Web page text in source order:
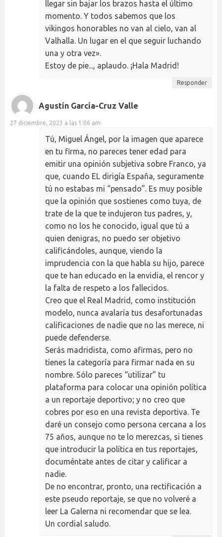
llegar sin bajar los brazos hasta el último
momento. Y todos sabemos que los
vikingos honorables no van al cielo, van al
Valhalla. Un lugar en el que seguir luchando
una y otra vez».
Estoy de pie..., aplaudo. ¡Hala Madrid!
Responder
Agustín García-Cruz Valle
27 diciembre, 2023 a las 1:06 am
Tú, Miguel Ángel, por la imagen que aparece
en tu firma, no pareces tener edad para
emitir una opinión subjetiva sobre Franco, ya
que, cuando EL dirigía España, seguramente
tú no estabas mi “pensado”. Es muy posible
que la opinión que sostienes como tuya, de
trate de la que te indujeron tus padres, y,
como no los he conocido, igual que tú a
quien denigras, no puedo ser objetivo
calificándoles, aunque, viendo la
imprudencia con la que habla su hijo, parece
que te han educado en la envidia, el rencor y
la falta de respeto a los fallecidos.
Creo que el Real Madrid, como institución
modelo, nunca avalaría tus desafortunadas
calificaciones de nadie que no las merece, ni
puede defenderse.
Serás madridista, como afirmas, pero no
tienes la categoría para firmar nada en su
nombre. Sólo pareces “utilizar” tu
plataforma para colocar una opinión política
a un reportaje deportivo; y no creo que
cobres por eso en una revista deportiva. Te
daré un consejo como persona cercana a los
75 años, aunque no te lo merezcas, si tienes
que introducir la política en tus reportajes,
documéntate antes de citar y calificar a
nadie.
De no encontrar, pronto, una rectificación a
este pseudo reportaje, se que no volveré a
leer La Galerna ni recomendar que se lea.
Un cordial saludo.